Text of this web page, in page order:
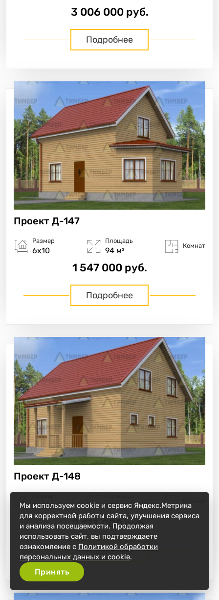
3 006 000 руб.
Подробнее
Проект Д-147
Размер
6х10
Площадь
94 м²
Комнат
1 547 000 руб.
Подробнее
Проект Д-148
8х10 127 м²
2 173 000 руб.
Подробнее
Мы используем cookie и сервис Яндекс.Метрика
для корректной работы сайта, улучшения сервиса
и анализа посещаемости. Продолжая
использовать сайт, вы подтверждаете
ознакомление с Политикой обработки
персональных данных и cookie.
Принять